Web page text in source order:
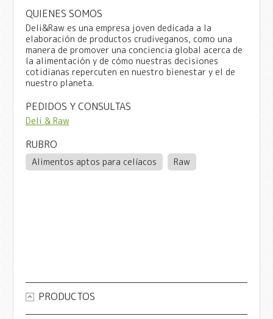
QUIENES SOMOS
Deli&Raw es una empresa joven dedicada a la
elaboración de productos crudiveganos, como una
manera de promover una conciencia global acerca de
la alimentación y de cómo nuestras decisiones
cotidianas repercuten en nuestro bienestar y el de
nuestro planeta.
PEDIDOS Y CONSULTAS
Deli & Raw
RUBRO
Alimentos aptos para celíacos Raw
PRODUCTOS